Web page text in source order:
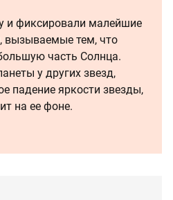
и фиксировали малейшие
вызываемые тем, что
часть Солнца.
у других звезд,
падение яркости звезды,
на ее фоне.